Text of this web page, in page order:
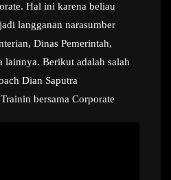
Hal ini karena beliau
langganan narasumber
Dinas Pemerintah,
lainnya. Berikut adalah salah
Dian Saputra
bersama Corporate